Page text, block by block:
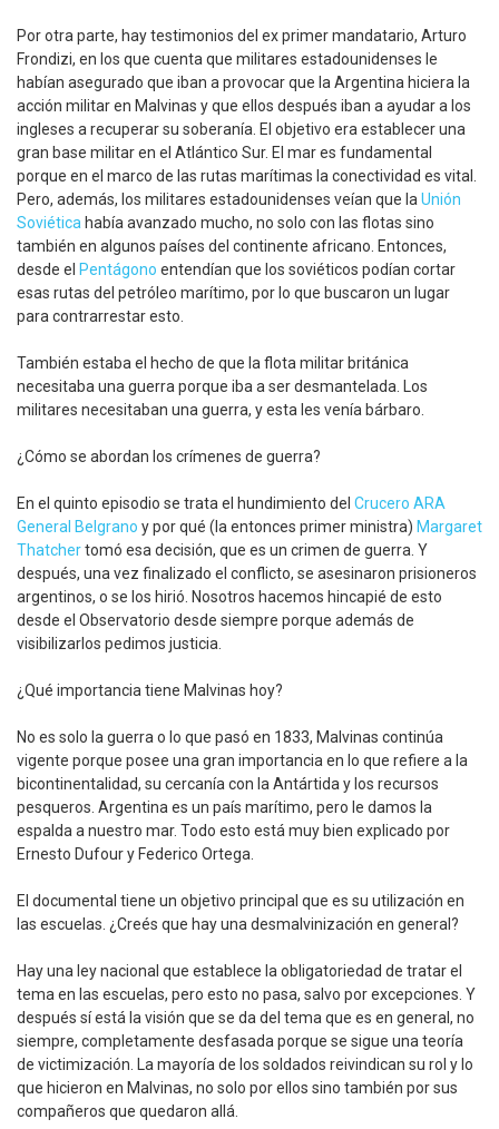
Por otra parte, hay testimonios del ex primer mandatario, Arturo
Frondizi, en los que cuenta que militares estadounidenses le
habían asegurado que iban a provocar que la Argentina hiciera la
acción militar en Malvinas y que ellos después iban a ayudar a los
ingleses a recuperar su soberanía. El objetivo era establecer una
gran base militar en el Atlántico Sur. El mar es fundamental
porque en el marco de las rutas marítimas la conectividad es vital.
Pero, además, los militares estadounidenses veían que la Unión
Soviética había avanzado mucho, no solo con las flotas sino
también en algunos países del continente africano. Entonces,
desde el Pentágono entendían que los soviéticos podían cortar
esas rutas del petróleo marítimo, por lo que buscaron un lugar
para contrarrestar esto.
También estaba el hecho de que la flota militar británica
necesitaba una guerra porque iba a ser desmantelada. Los
militares necesitaban una guerra, y esta les venía bárbaro.
¿Cómo se abordan los crímenes de guerra?
En el quinto episodio se trata el hundimiento del Crucero ARA
General Belgrano y por qué (la entonces primer ministra) Margaret
Thatchertomó esa decisión, que es un crimen de guerra. Y
después, una vez finalizado el conflicto, se asesinaron prisioneros
argentinos, o se los hirió. Nosotros hacemos hincapié de esto
desde el Observatorio desde siempre porque además de
visibilizarlos pedimos justicia.
¿Qué importancia tiene Malvinas hoy?
No es solo la guerra o lo que pasó en 1833, Malvinas continúa
vigente porque posee una gran importancia en lo que refiere a la
bicontinentalidad, su cercanía con la Antártida y los recursos
pesqueros. Argentina es un país marítimo, pero le damos la
espalda a nuestro mar. Todo esto está muy bien explicado por
Ernesto Dufour y Federico Ortega.
El documental tiene un objetivo principal que es su utilización en
las escuelas. ¿Creés que hay una desmalvinización en general?
Hay una ley nacional que establece la obligatoriedad de tratar el
tema en las escuelas, pero esto no pasa, salvo por excepciones. Y
después sí está la visión que se da del tema que es en general, no
siempre, completamente desfasada porque se sigue una teoría
de victimización. La mayoría de los soldados reivindican su rol y lo
que hicieron en Malvinas, no solo por ellos sino también por sus
compañeros que quedaron allá.